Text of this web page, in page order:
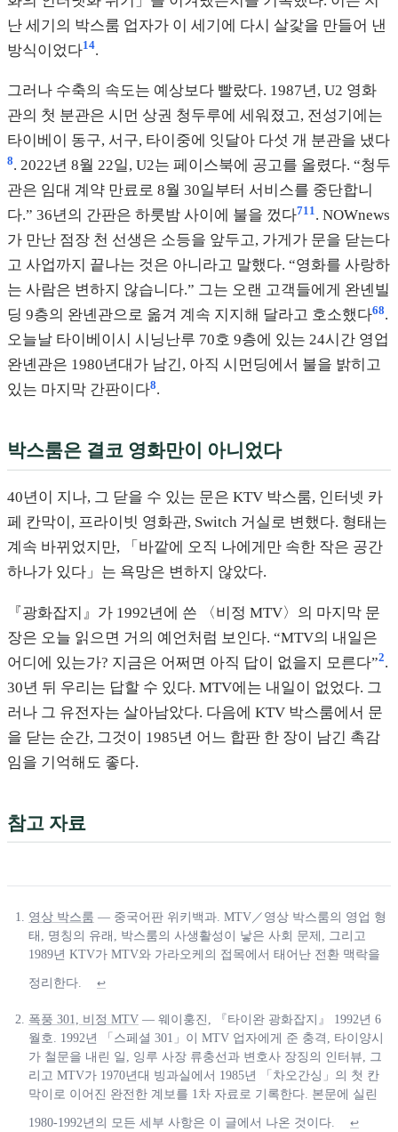
난 세기의 박스룸 업자가 이 세기에 다시 살갗을 만들어 낸
방식이었다14.
그러나 수축의 속도는 예상보다 빨랐다. 1987년, U2 영화
관의 첫 분관은 시먼 상권 청두루에 세워졌고, 전성기에는
타이베이 동구, 서구, 타이중에 잇달아 다섯 개 분관을 냈다
8. 2022년 8월 22일, U2는 페이스북에 공고를 올렸다. “청두
관은 임대 계약 만료로 8월 30일부터 서비스를 중단합니
다.” 36년의 간판은 하룻밤 사이에 불을 껐다711 . NOWnews
가 만난 점장 천 선생은 소등을 앞두고, 가게가 문을 닫는다
고 사업까지 끝나는 것은 아니라고 말했다. “영화를 사랑하
는 사람은 변하지 않습니다.” 그는 오랜 고객들에게 완녠빌
딩 9층의 완녠관으로 옮겨 계속 지지해 달라고 호소했다68.
오늘날 타이베이시 시닝난루 70호 9층에 있는 24시간 영업
완녠관은 1980년대가 남긴, 아직 시먼딩에서 불을 밝히고
있는 마지막 간판이다8.
박스룸은 결코 영화만이 아니었다
40년이 지나, 그 닫을 수 있는 문은 KTV 박스룸, 인터넷 카
페 칸막이, 프라이빗 영화관, Switch 거실로 변했다. 형태는
계속 바뀌었지만, 「바깥에 오직 나에게만 속한 작은 공간
하나가 있다」는 욕망은 변하지 않았다.
『광화잡지』가 1992년에 쓴 〈비정 MTV〉의 마지막 문
장은 오늘 읽으면 거의 예언처럼 보인다. “MTV의 내일은
어디에 있는가? 지금은 어쩌면 아직 답이 없을지 모른다”2.
30년 뒤 우리는 답할 수 있다. MTV에는 내일이 없었다. 그
러나 그 유전자는 살아남았다. 다음에 KTV 박스룸에서 문
을 닫는 순간, 그것이 1985년 어느 합판 한 장이 남긴 촉감
임을 기억해도 좋다.
참고 자료
영상 박스룸 — 중국어판 위키백과. MTV／영상 박스룸의 영업 형
태, 명칭의 유래, 박스룸의 사생활성이 낳은 사회 문제, 그리고
1989년 KTV가 MTV와 가라오케의 접목에서 태어난 전환 맥락을
정리한다. ↩
폭풍 301, 비정 MTV — 웨이훙진, 『타이완 광화잡지』 1992년 6
월호. 1992년 「스페셜 301」이 MTV 업자에게 준 충격, 타이양시
가 철문을 내린 일, 잉루 사장 류충선과 변호사 장징의 인터뷰, 그
리고 MTV가 1970년대 빙과실에서 1985년 「차오간싱」의 첫 칸
막이로 이어진 완전한 계보를 1차 자료로 기록한다. 본문에 실린
1980-1992년의 모든 세부 사항은 이 글에서 나온 것이다. ↩